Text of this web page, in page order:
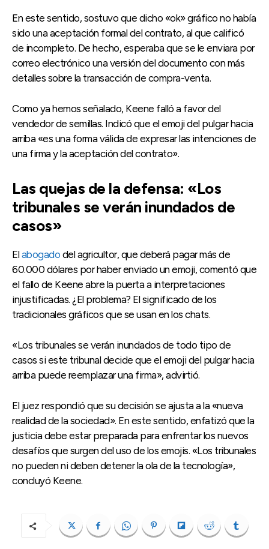
En este sentido, sostuvo que dicho «ok» gráfico no había
sido una aceptación formal del contrato, al que calificó
de incompleto. De hecho, esperaba que se le enviara por
correo electrónico una versión del documento con más
detalles sobre la transacción de compra-venta.
Como ya hemos señalado, Keene falló a favor del
vendedor de semillas. Indicó que el emoji del pulgar hacia
arriba «es una forma válida de expresar las intenciones de
una firma y la aceptación del contrato».
Las quejas de la defensa: «Los
tribunales se verán inundados de
casos»
Elabogado del agricultor, que deberá pagar más de
60.000 dólares por haber enviado un emoji, comentó que
el fallo de Keene abre la puerta a interpretaciones
injustificadas. ¿El problema? El significado de los
tradicionales gráficos que se usan en los chats.
«Los tribunales se verán inundados de todo tipo de
casos si este tribunal decide que el emoji del pulgar hacia
arriba puede reemplazar una firma», advirtió.
El juez respondió que su decisión se ajusta a la «nueva
realidad de la sociedad». En este sentido, enfatizó que la
justicia debe estar preparada para enfrentar los nuevos
desafíos que surgen del uso de los emojis. «Los tribunales
no pueden ni deben detener la ola de la tecnología»,
concluyó Keene.